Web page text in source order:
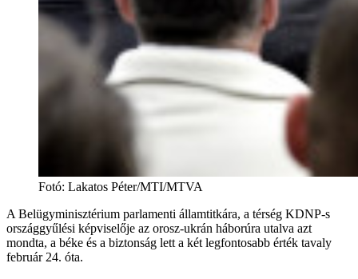
Fotó: Lakatos Péter/MTI/MTVA
A Belügyminisztérium parlamenti államtitkára, a térség KDNP-s
országgyűlési képviselője az orosz-ukrán háborúra utalva azt
mondta, a béke és a biztonság lett a két legfontosabb érték tavaly
február 24. óta.